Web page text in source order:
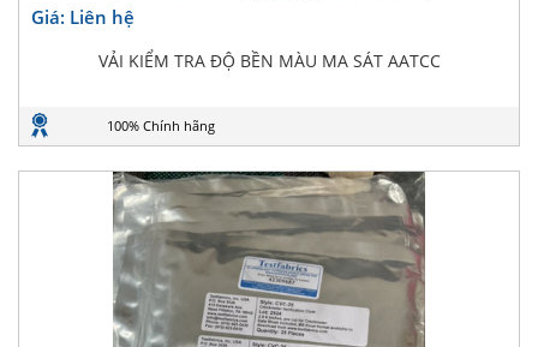
Giá: Liên hệ
VẢI KIỂM TRA ĐỘ BỀN MÀU MA SÁT AATCC
100% Chính hãng